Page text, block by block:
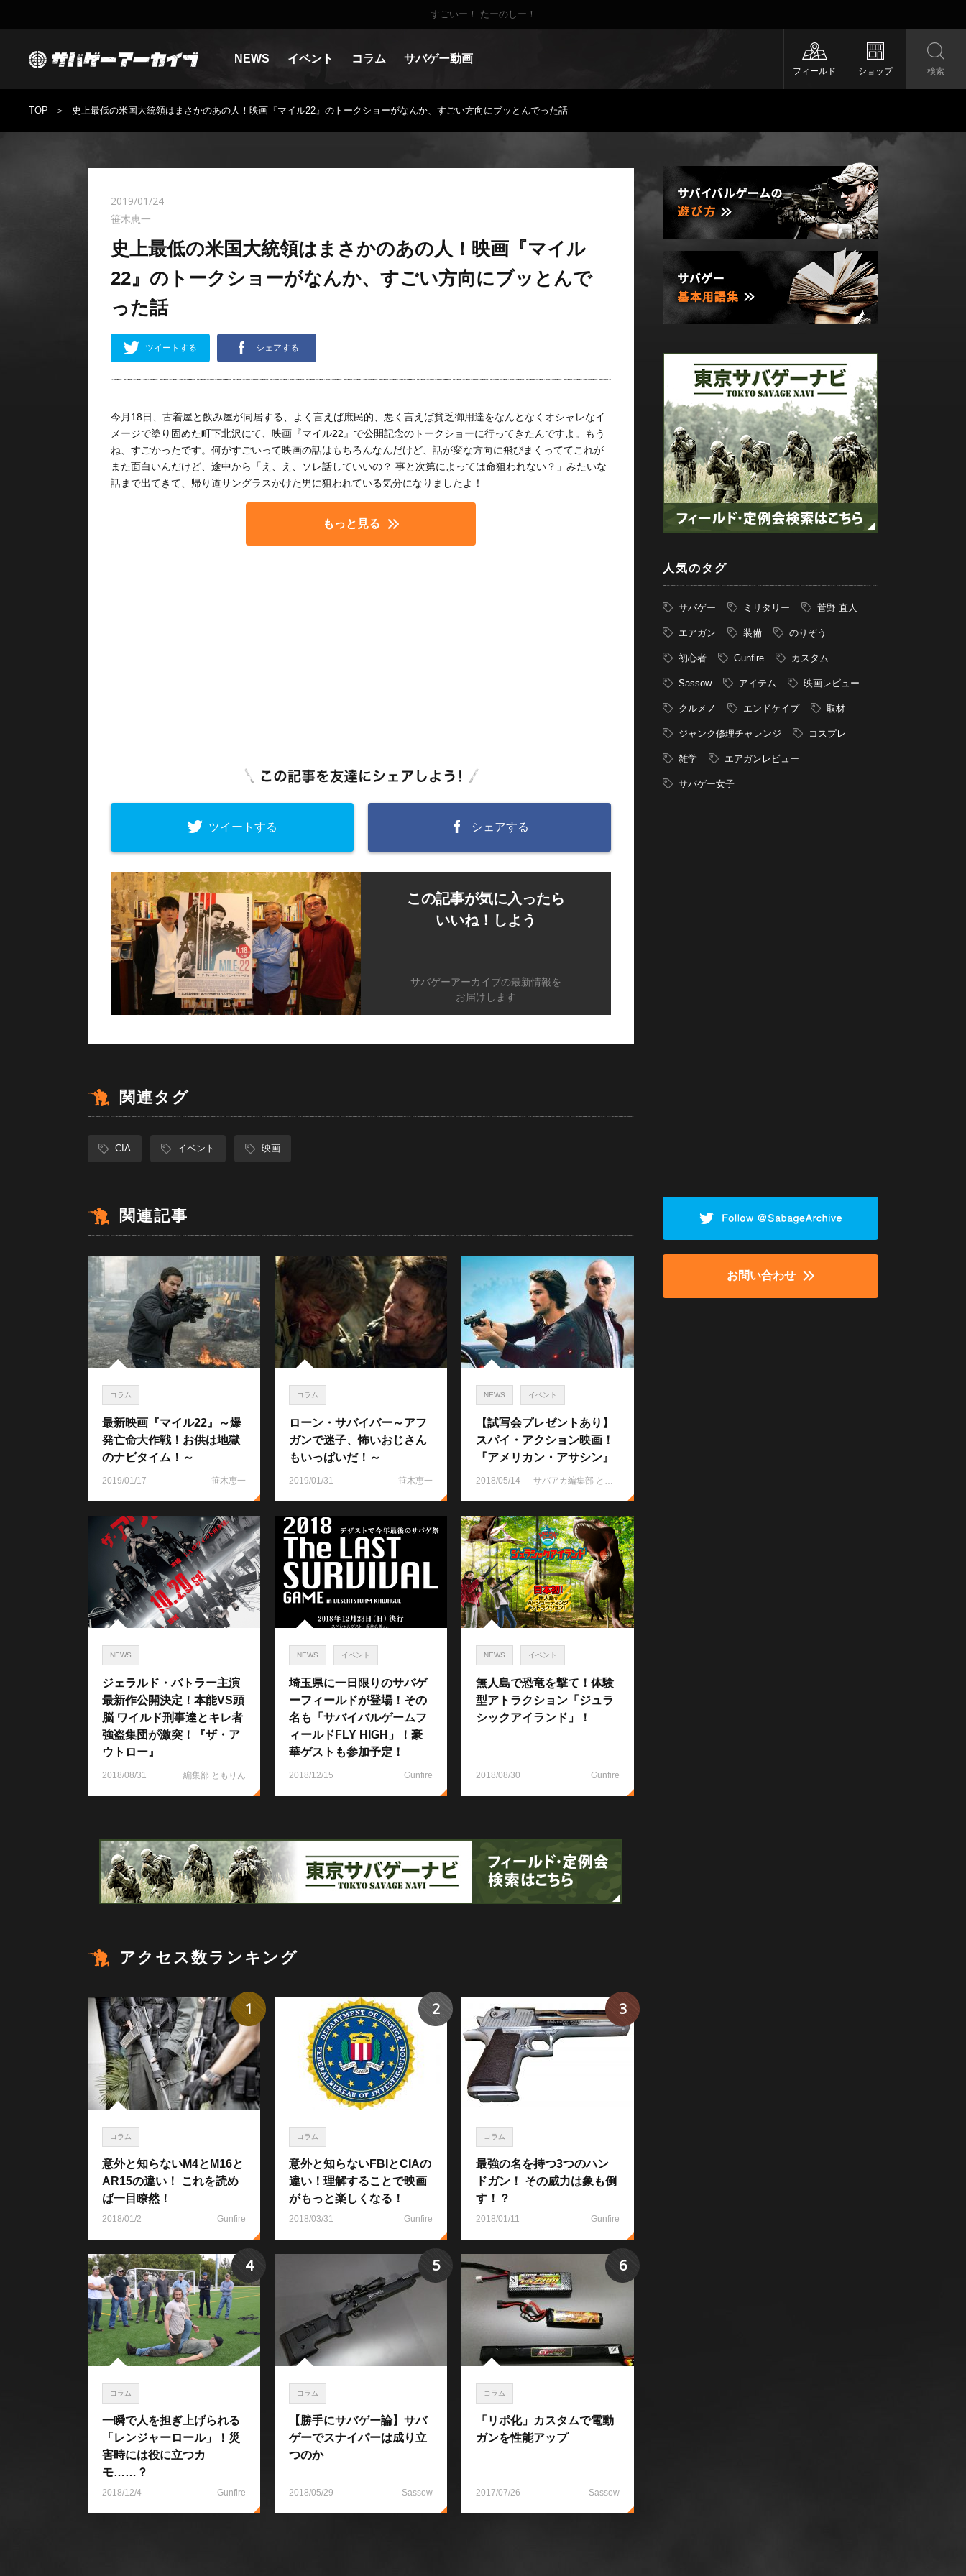
すごいー！ たーのしー！
NEWS イベント コラム サバゲー動画
フィールド ショップ 検索
TOP 史上最低の米国大統領はまさかのあの人！映画『マイル22』のトークショーがなんか、すごい方向にブッとんでった話
2019/01/24
笹木恵一
史上最低の米国大統領はまさかのあの人！映画『マイル
22』のトークショーがなんか、すごい方向にブッとんで
った話
ツイートする シェアする
今月18日、古着屋と飲み屋が同居する、よく言えば庶民的、悪く言えば貧乏御用達をなんとなくオシャレなイ
メージで塗り固めた町下北沢にて、映画『マイル22』で公開記念のトークショーに行ってきたんですよ。もう
ね、すごかったです。何がすごいって映画の話はもちろんなんだけど、話が変な方向に飛びまくっててこれが
また面白いんだけど、途中から「え、え、ソレ話していいの？ 事と次第によっては命狙われない？」みたいな
話まで出てきて、帰り道サングラスかけた男に狙われている気分になりましたよ！
もっと見る
ツイートする シェアする
この記事が気に入ったら
いいね！しよう
サバゲーアーカイブの最新情報を
お届けします
関連タグ
CIA イベント 映画
関連記事
コラム
最新映画『マイル22』～爆
発亡命大作戦！お供は地獄
のナビタイム！～
2019/01/17 笹木恵一
コラム
ローン・サバイバー～アフ
ガンで迷子、怖いおじさん
もいっぱいだ！～
2019/01/31 笹木恵一
NEWS イベント
【試写会プレゼントあり】
スパイ・アクション映画！
『アメリカン・アサシン』
2018/05/14
NEWS
ジェラルド・バトラー主演
最新作公開決定！本能VS頭
脳 ワイルド刑事達とキレ者
強盗集団が激突！『ザ・ア
ウトロー』
2018/08/31 編集部 ともりん
NEWS イベント
埼玉県に一日限りのサバゲ
ーフィールドが登場！その
名も「サバイバルゲームフ
ィールドFLY HIGH」！豪
華ゲストも参加予定！
2018/12/15 Gunfire
NEWS イベント
無人島で恐竜を撃て！体験
型アトラクション「ジュラ
シックアイランド」！
2018/08/30 Gunfire
アクセス数ランキング
コラム
意外と知らないM4とM16と
AR15の違い！ これを読め
ば一目瞭然！
2018/01/2 Gunfire
1
コラム
意外と知らないFBIとCIAの
違い！理解することで映画
がもっと楽しくなる！
2018/03/31 Gunfire
2
コラム
最強の名を持つ3つのハン
ドガン！ その威力は象も倒
す！？
2018/01/11 Gunfire
3
コラム
一瞬で人を担ぎ上げられる
「レンジャーロール」！災
害時には役に立つカ
モ……？
2018/12/4 Gunfire
4
コラム
【勝手にサバゲー論】サバ
ゲーでスナイパーは成り立
つのか
2018/05/29 Sassow
5
コラム
「リポ化」カスタムで電動
ガンを性能アップ
2017/07/26 Sassow
6
人気のタグ
サバゲー ミリタリー 菅野 直人
エアガン 装備 のりぞう
初心者 Gunfire カスタム
Sassow アイテム 映画レビュー
クルメノ エンドケイプ 取材
ジャンク修理チャレンジ コスプレ
雑学 エアガンレビュー
サバゲー女子
お問い合わせ